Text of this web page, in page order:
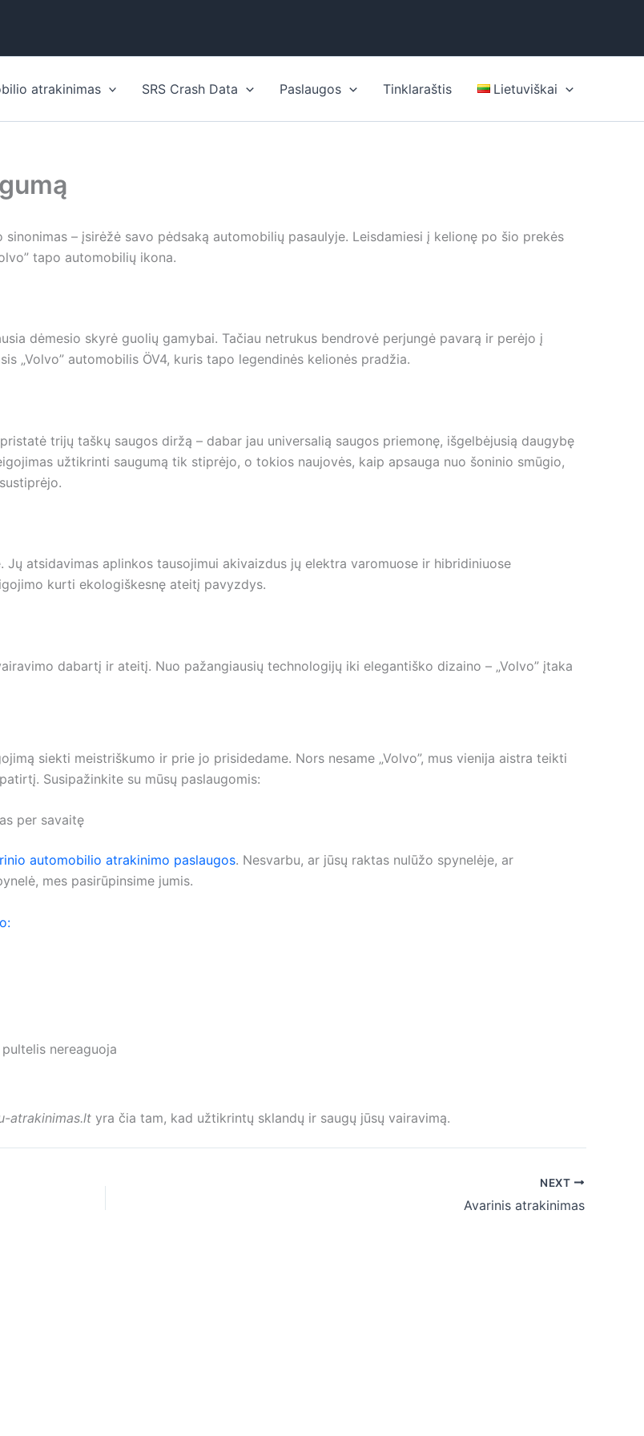
atrakinimas SRS Crash Data Paslaugos Tinklaraštis Lietuviškai
– įsirėžė savo pėdsaką automobilių pasaulyje. Leisdamiesi į kelionę po šio prekės
tapo automobilių ikona.
dėmesio skyrė guolių gamybai. Tačiau netrukus bendrovė perjungė pavarą ir perėjo į
„Volvo” automobilis ÖV4, kuris tapo legendinės kelionės pradžia.
trijų taškų saugos diržą – dabar jau universalią saugos priemonę, išgelbėjusią daugybę
užtikrinti saugumą tik stiprėjo, o tokios naujovės, kaip apsauga nuo šoninio smūgio,
Jų atsidavimas aplinkos tausojimui akivaizdus jų elektra varomuose ir hibridiniuose
kurti ekologiškesnę ateitį pavyzdys.
dabartį ir ateitį. Nuo pažangiausių technologijų iki elegantiško dizaino – „Volvo” įtaka
siekti meistriškumo ir prie jo prisidedame. Nors nesame „Volvo”, mus vienija aistra teikti
Susipažinkite su mūsų paslaugomis:
per savaitę
automobilio atrakinimo paslaugos. Nesvarbu, ar jūsų raktas nulūžo spynelėje, ar
mes pasirūpinsime jumis.
nereaguoja
atrakinimas.lt yra čia tam, kad užtikrintų sklandų ir saugų jūsų vairavimą.
NEXT
Avarinis atrakinimas